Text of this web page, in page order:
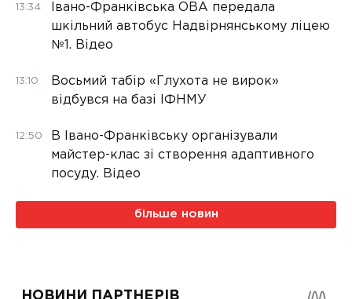
13:34
Івано-Франківська ОВА передала
шкільний автобус Надвірнянському ліцею
№1. Відео
13:10
Восьмий табір «Глухота не вирок»
відбувся на базі ІФНМУ
12:50
В Івано-Франківську організували
майстер-клас зі створення адаптивного
посуду. Відео
більше новин